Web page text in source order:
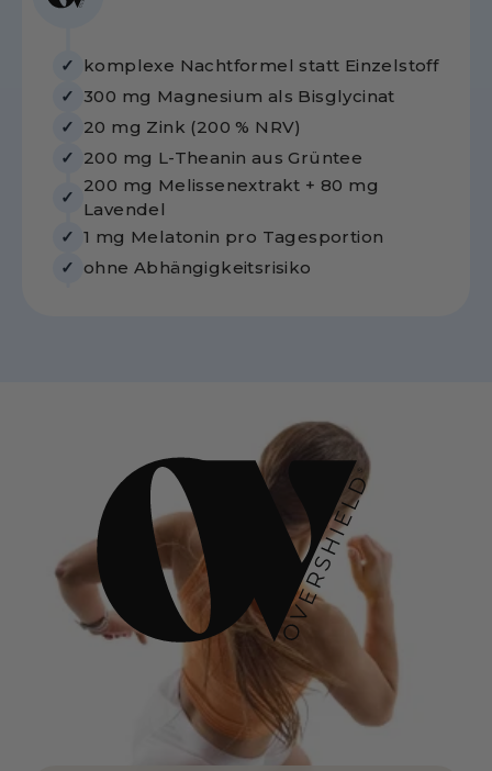
✓ komplexe Nachtformel statt Einzelstoff
✓ 300 mg Magnesium als Bisglycinat
✓ 20 mg Zink (200 % NRV)
✓ 200 mg L-Theanin aus Grüntee
✓
200 mg Melissenextrakt + 80 mg
Lavendel
✓ 1 mg Melatonin pro Tagesportion
✓ ohne Abhängigkeitsrisiko